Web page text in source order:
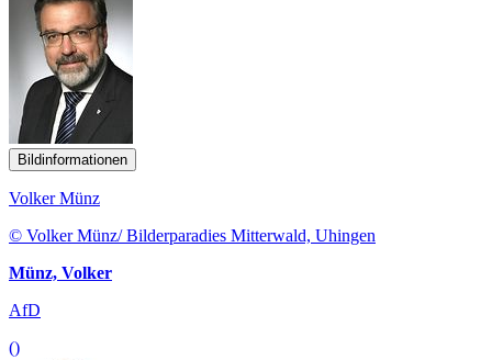
Bildinformationen
Volker Münz
© Volker Münz/ Bilderparadies Mitterwald, Uhingen
Münz, Volker
AfD
()